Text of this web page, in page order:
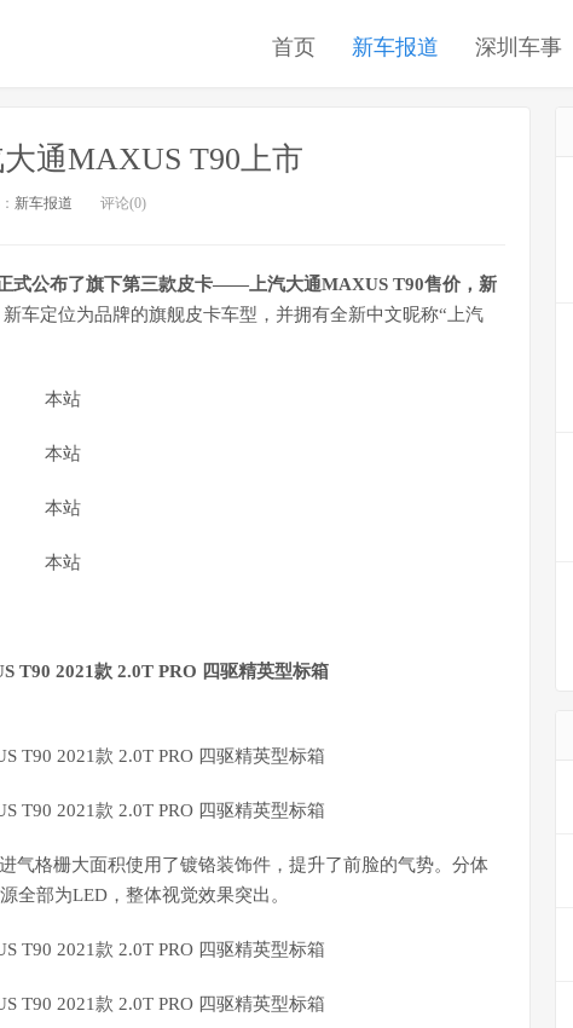
首页 新车报道 深圳车事
通MAXUS T90上市
新车报道 评论(0)
式公布了旗下第三款皮卡――上汽大通MAXUS T90售价，新
新车定位为品牌的旗舰皮卡车型，并拥有全新中文昵称“上汽
气格栅大面积使用了镀铬装饰件，提升了前脸的气势。分体
全部为LED，整体视觉效果突出。